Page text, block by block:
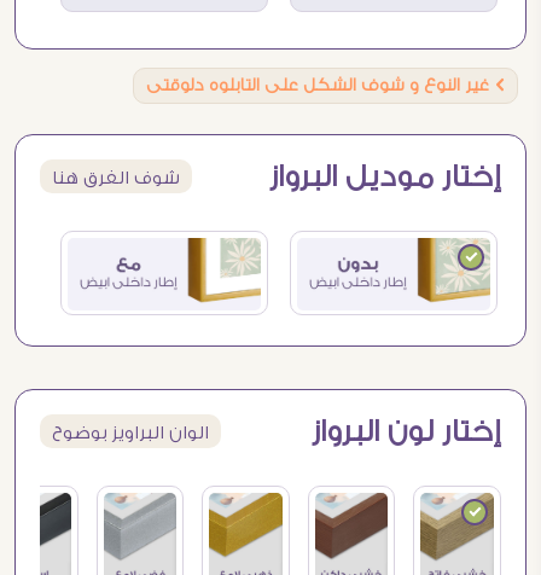
Ö غير النوع و شوف الشكل على التابلوه دلوقتى
إختار موديل البرواز شوف الفرق هنا
إختار لون البرواز الوان البراويز بوضوح